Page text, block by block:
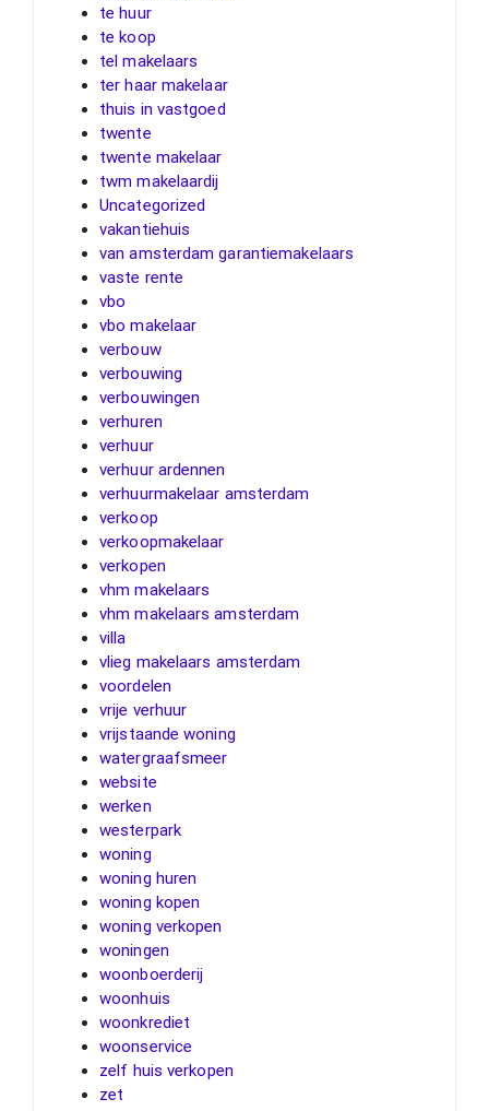
te huur
te koop
tel makelaars
ter haar makelaar
thuis in vastgoed
twente
twente makelaar
twm makelaardij
Uncategorized
vakantiehuis
van amsterdam garantiemakelaars
vaste rente
vbo
vbo makelaar
verbouw
verbouwing
verbouwingen
verhuren
verhuur
verhuur ardennen
verhuurmakelaar amsterdam
verkoop
verkoopmakelaar
verkopen
vhm makelaars
vhm makelaars amsterdam
villa
vlieg makelaars amsterdam
voordelen
vrije verhuur
vrijstaande woning
watergraafsmeer
website
werken
westerpark
woning
woning huren
woning kopen
woning verkopen
woningen
woonboerderij
woonhuis
woonkrediet
woonservice
zelf huis verkopen
zet